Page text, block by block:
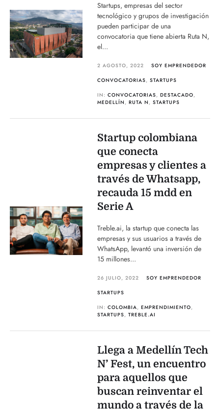
Startups, empresas del sector
tecnológico y grupos de investigación
pueden participar de una
convocatoria que tiene abierta Ruta N,
el...
2 AGOSTO, 2022
SOY EMPRENDEDOR
CONVOCATORIAS,STARTUPS
IN:CONVOCATORIAS,DESTACADO,
MEDELLÍN ,RUTA N ,STARTUPS
Startup colombiana
que conecta
empresas y clientes a
través de Whatsapp,
recauda 15 mdd en
Serie A
Treble.ai, la startup que conecta las
empresas y sus usuarios a través de
WhatsApp, levantó una inversión de
15 millones...
26 JULIO, 2022
SOY EMPRENDEDOR
STARTUPS
IN:COLOMBIA,EMPRENDIMIENTO,
STARTUPS,TREBLE.AI
Llega a Medellín Tech
N’ Fest, un encuentro
para aquellos que
buscan reinventar el
mundo a través de la